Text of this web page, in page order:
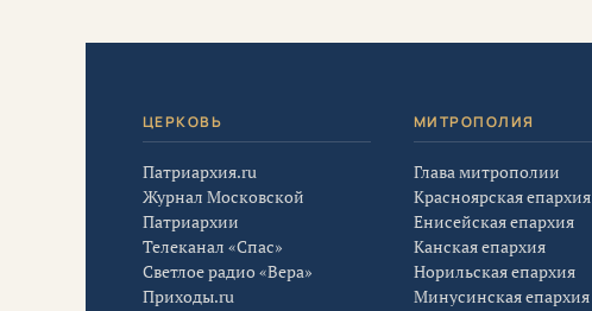
ЦЕРКОВЬ
Патриархия.ru
Журнал Московской
Патриархии
Телеканал «Спас»
Светлое радио «Вера»
Приходы.ru
МИТРОПОЛИЯ
Глава митрополии
Красноярская епархия
Енисейская епархия
Канская епархия
Норильская епархия
Минусинская епархия